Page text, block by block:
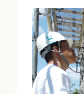
動
画
プ
レ
ー
ヤ
ー